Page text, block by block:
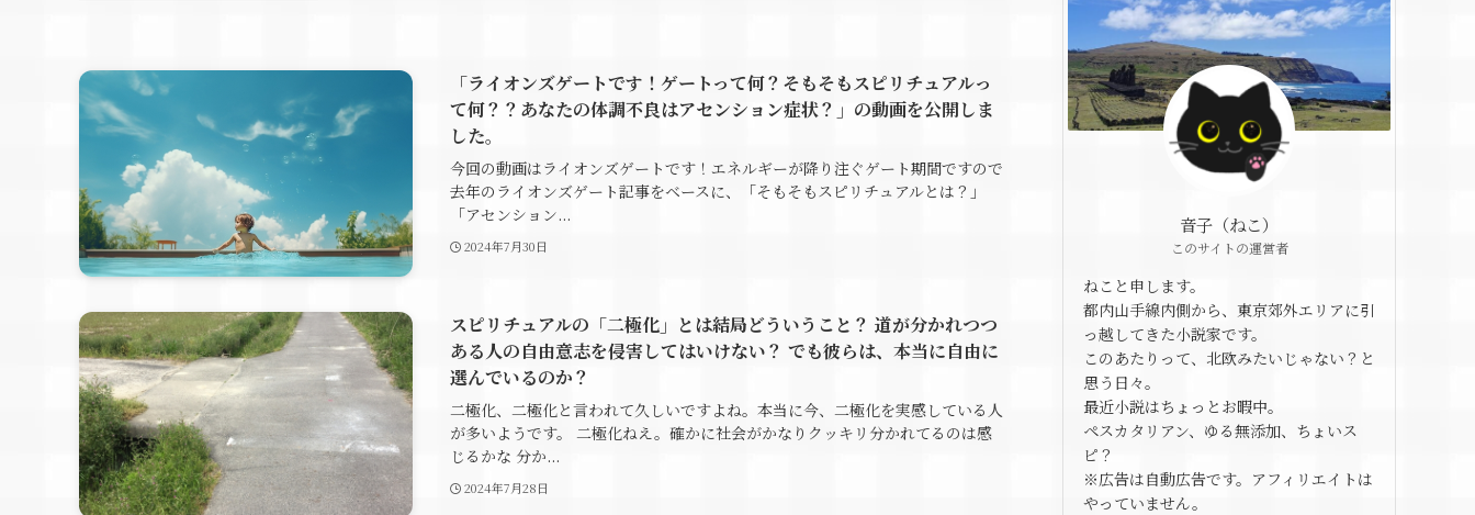
「ライオンズゲートです！ゲートって何？そもそもスピリチュアルっ
て何？？あなたの体調不良はアセンション症状？」の動画を公開しま
した。
今回の動画はライオンズゲートです！エネルギーが降り注ぐゲート期間ですので
去年のライオンズゲート記事をベースに、「そもそもスピリチュアルとは？」
「アセンション...
2024年7月30日
スピリチュアルの「二極化」とは結局どういうこと？ 道が分かれつつ
ある人の自由意志を侵害してはいけない？ でも彼らは、本当に自由に
選んでいるのか？
二極化、二極化と言われて久しいですよね。本当に今、二極化を実感している人
が多いようです。 二極化ねえ。確かに社会がかなりクッキリ分かれてるのは感
じるかな 分か...
2024年7月28日
音子（ねこ）
このサイトの運営者
ねこと申します。
都内山手線内側から、東京郊外エリアに引
っ越してきた小説家です。
このあたりって、北欧みたいじゃない？と
思う日々。
最近小説はちょっとお暇中。
ペスカタリアン、ゆる無添加、ちょいス
ピ？
※広告は自動広告です。アフィリエイトは
やっていません。